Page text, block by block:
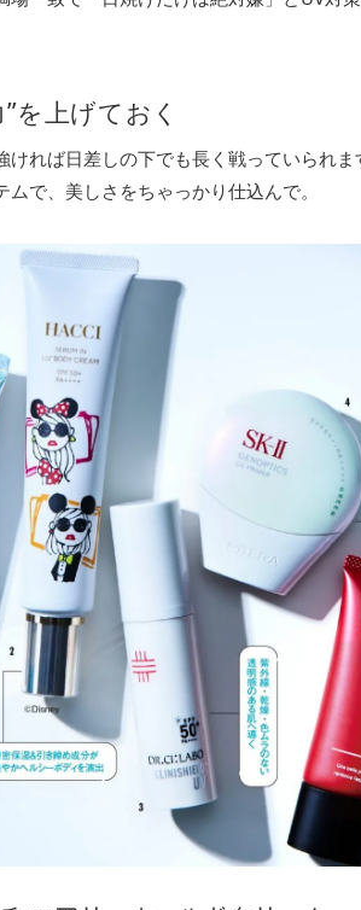
を上げておく
れば日差しの下でも長く戦っていられ
で、美しさをちゃっかり仕込んで。